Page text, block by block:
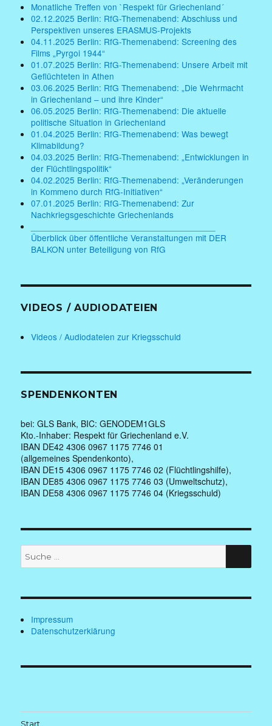
Monatliche Treffen von `Respekt für Griechenland´
02.12.2025 Berlin: RfG-Themenabend: Abschluss und
Perspektiven unseres ERASMUS-Projekts
04.11.2025 Berlin: RfG-Themenabend: Screening des
Films „Pyrgoi 1944“
01.07.2025 Berlin: RfG-Themenabend: Unsere Arbeit mit
Geflüchteten in Athen
03.06.2025 Berlin: RfG Themenabend: „Die Wehrmacht
in Griechenland – und ihre Kinder“
06.05.2025 Berlin: RfG-Themenabend: Die aktuelle
politische Situation in Griechenland
01.04.2025 Berlin: RfG-Themenabend: Was bewegt
Klimabildung?
04.03.2025 Berlin: RfG-Themenabend: „Entwicklungen in
der Flüchtlingspolitik“
04.02.2025 Berlin: RfG-Themenabend: „Veränderungen
in Kommeno durch RfG-Initiativen“
07.01.2025 Berlin: RfG-Themenabend: Zur
Nachkriegsgeschichte Griechenlands
Überblick über öffentliche Veranstaltungen mit DER
BALKON unter Beteiligung von RfG
VIDEOS / AUDIODATEIEN
Videos / Audiodateien zur Kriegsschuld
SPENDENKONTEN
bei: GLS Bank, BIC: GENODEM1GLS
Kto.-Inhaber: Respekt für Griechenland e.V.
IBAN DE42 4306 0967 1175 7746 01
(allgemeines Spendenkonto),
IBAN DE15 4306 0967 1175 7746 02 (Flüchtlingshilfe),
IBAN DE85 4306 0967 1175 7746 03 (Umweltschutz),
IBAN DE58 4306 0967 1175 7746 04 (Kriegsschuld)
Suche
nach:
Impressum
Datenschutzerklärung
Start